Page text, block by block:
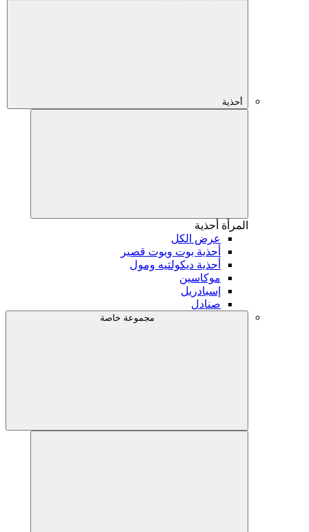
أحذية
المرأة أحذية
عرض الكل
أحذية بوت وبوت قصير
أحذية ديكولتيه ومول
موكاسين
إسبادريل
صنادل
مجموعة خاصة